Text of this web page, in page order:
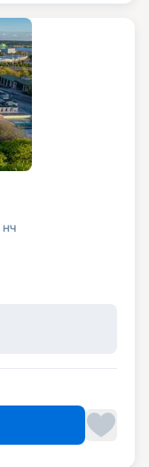
нч